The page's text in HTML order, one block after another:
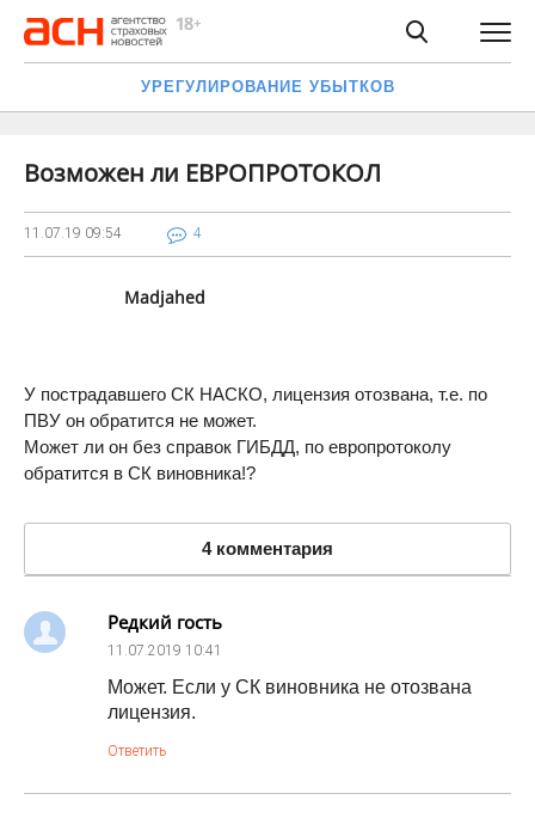
УРЕГУЛИРОВАНИЕ УБЫТКОВ
Возможен ли ЕВРОПРОТОКОЛ
11.07.19 09:54 4
Madjahed
У пострадавшего СК НАСКО, лицензия отозвана, т.е. по
ПВУ он обратится не может.
Может ли он без справок ГИБДД, по европротоколу
обратится в СК виновника!?
4 комментария
Редкий гость
11.07.2019 10:41
Может. Если у СК виновника не отозвана
лицензия.
Ответить